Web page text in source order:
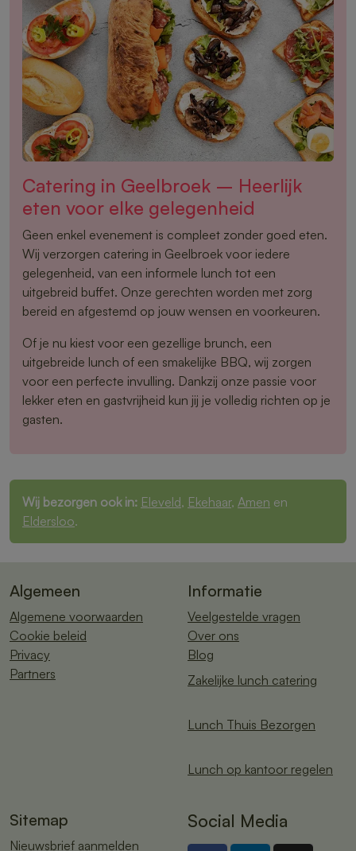
Catering in Geelbroek – Heerlijk
eten voor elke gelegenheid
Geen enkel evenement is compleet zonder goed eten.
Wij verzorgen catering in Geelbroek voor iedere
gelegenheid, van een informele lunch tot een
uitgebreid buffet. Onze gerechten worden met zorg
bereid en afgestemd op jouw wensen en voorkeuren.
Of je nu kiest voor een gezellige brunch, een
uitgebreide lunch of een smakelijke BBQ, wij zorgen
voor een perfecte invulling. Dankzij onze passie voor
lekker eten en gastvrijheid kun jij je volledig richten op je
gasten.
Wij bezorgen ook in: Eleveld, Ekehaar, Amen en
Eldersloo.
Algemeen
Algemene voorwaarden
Cookie beleid
Privacy
Partners
Informatie
Veelgestelde vragen
Over ons
Blog
Zakelijke lunch catering
Lunch Thuis Bezorgen
Lunch op kantoor regelen
Sitemap
Nieuwsbrief aanmelden
Social Media